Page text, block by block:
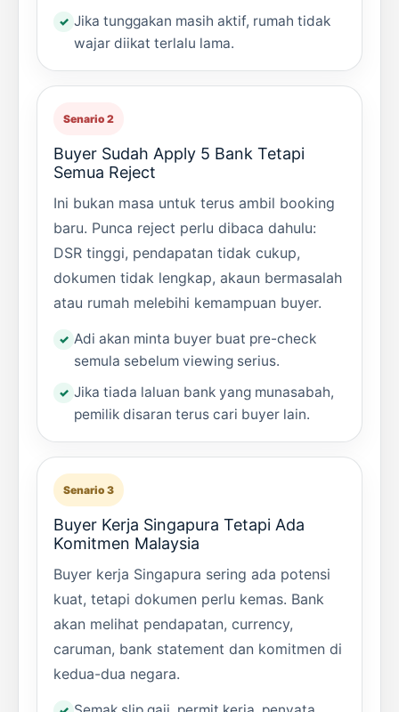
Jika tunggakan masih aktif, rumah tidak
wajar diikat terlalu lama.
Senario 2
Buyer Sudah Apply 5 Bank Tetapi
Semua Reject
Ini bukan masa untuk terus ambil booking
baru. Punca reject perlu dibaca dahulu:
DSR tinggi, pendapatan tidak cukup,
dokumen tidak lengkap, akaun bermasalah
atau rumah melebihi kemampuan buyer.
Adi akan minta buyer buat pre-check
semula sebelum viewing serius.
Jika tiada laluan bank yang munasabah,
pemilik disaran terus cari buyer lain.
Senario 3
Buyer Kerja Singapura Tetapi Ada
Komitmen Malaysia
Buyer kerja Singapura sering ada potensi
kuat, tetapi dokumen perlu kemas. Bank
akan melihat pendapatan, currency,
caruman, bank statement dan komitmen di
kedua-dua negara.